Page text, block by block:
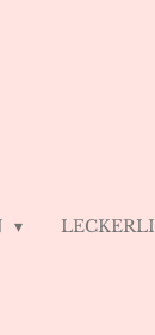
LECKERLI